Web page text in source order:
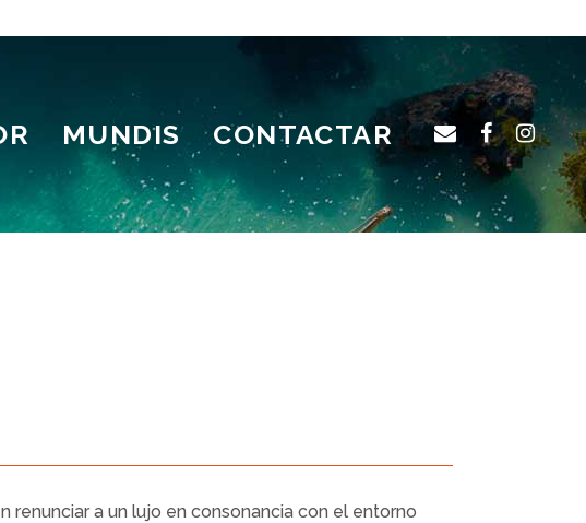
MUNDIS CONTACTAR
a un lujo en consonancia con el entorno